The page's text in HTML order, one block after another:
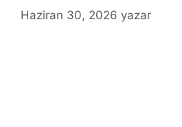
Haziran 30, 2026 yazar